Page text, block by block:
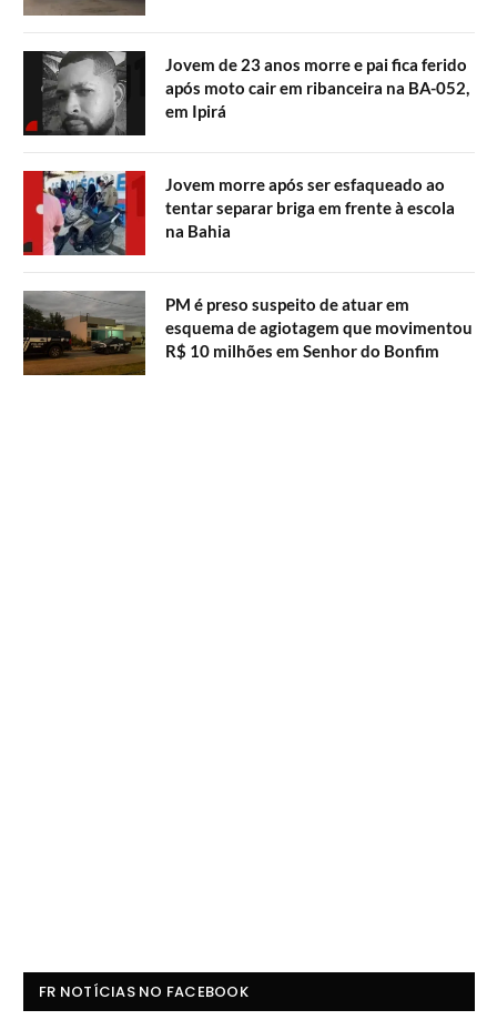
Jovem de 23 anos morre e pai fica ferido
após moto cair em ribanceira na BA-052,
em Ipirá
Jovem morre após ser esfaqueado ao
tentar separar briga em frente à escola
na Bahia
PM é preso suspeito de atuar em
esquema de agiotagem que movimentou
R$ 10 milhões em Senhor do Bonfim
FR NOTÍCIAS NO FACEBOOK